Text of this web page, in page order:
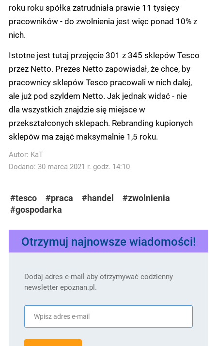
roku roku spółka zatrudniała prawie 11 tysięcy
pracowników - do zwolnienia jest więc ponad 10% z
nich.
Istotne jest tutaj przejęcie 301 z 345 sklepów Tesco
przez Netto. Prezes Netto zapowiadał, że chce, by
pracownicy sklepów Tesco pracowali w nich dalej,
ale już pod szyldem Netto. Jak jednak widać - nie
dla wszystkich znajdzie się miejsce w
przekształconych sklepach. Rebranding kupionych
sklepów ma zająć maksymalnie 1,5 roku.
Autor: KaT
Dodano: 30 marca 2021 r. godz. 14:10
#tesco #praca #handel
#zwolnienia
#gospodarka
Otrzymuj najnowsze wiadomości!
Dodaj adres e-mail aby otrzymywać codzienny
newsletter epoznan.pl.